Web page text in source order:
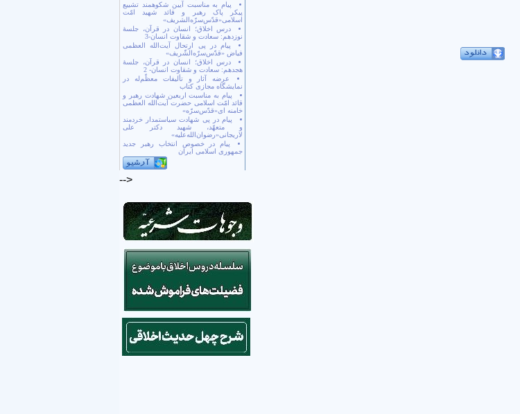
پیام به مناسبت آیین شکوهمند تشییع
پیکر پاک رهبر و قائد شهید امّت
اسلامی«قدّس‌سرّه‌الشریف»
درس اخلاق؛ انسان در قرآن، جلسۀ
نوزدهم: سعادت و شقاوت انسان-3
پیام در پی ارتحال آیت‌الله العظمی
فیاض «قدّس‌سرّه‌الشّریف»
درس اخلاق؛ انسان در قرآن، جلسۀ
هجدهم: سعادت و شقاوت انسان- 2
عرضه آثار و تألیفات معظّم‌له در
نمایشگاه مجازی کتاب
پیام به مناسبت اربعین شهادت رهبر و
قائد امّت اسلامی حضرت آیت‌الله العظمی
خامنه ای«قدّس‌سرّه»
پیام در پی شهادت سیاستمدار خردمند
و متعهّد، شهید دکتر علی
لاریجانی«رضوان‌الله‌علیه»
پیام در خصوص انتخاب رهبر جدید
جمهوری اسلامی ایران
-->